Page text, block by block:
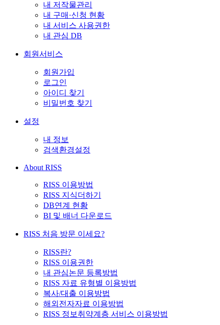
내 저작물관리
내 구매·신청 현황
내 서비스 사용권한
내 관심 DB
회원서비스
회원가입
로그인
아이디 찾기
비밀번호 찾기
설정
내 정보
검색환경설정
About RISS
RISS 이용방법
RISS 지식더하기
DB연계 현황
BI 및 배너 다운로드
RISS 처음 방문 이세요?
RISS란?
RISS 이용권한
내 관심논문 등록방법
RISS 자료 유형별 이용방법
복사/대출 이용방법
해외전자자료 이용방법
RISS 정보취약계층 서비스 이용방법